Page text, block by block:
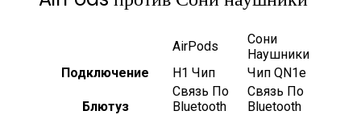
AirPods
Сони
Наушники
Подключение
Н1 Чип Чип QN1e
Блютуз
Связь По
Bluetooth
Связь По
Bluetooth